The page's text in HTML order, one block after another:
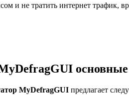
и не тратить интернет трафик,
MyDefragGUI предлагает